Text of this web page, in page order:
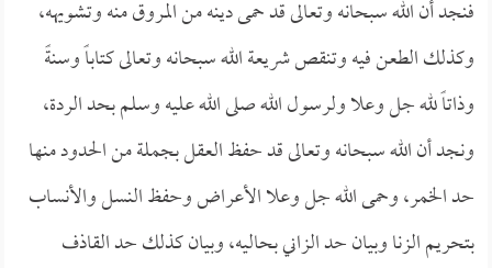
فنجد أن الله سبحانه وتعالى قد حمى دينه من المروق منه وتشويهه،
وكذلك الطعن فيه وتنقص شريعة الله سبحانه وتعالى كتاباً وسنةً
وذاتاً لله جل وعلا ولرسول الله صلى الله عليه وسلم بحد الردة،
ونجد أن الله سبحانه وتعالى قد حفظ العقل بجملة من الحدود منها
حد الخمر، وحمى الله جل وعلا الأعراض وحفظ النسل والأنساب
بتحريم الزنا وبيان حد الزاني بحاليه، وبيان كذلك حد القاذف